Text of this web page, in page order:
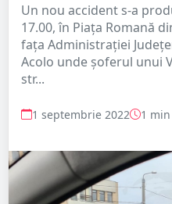
Un nou accident s-a
17.00, în Piața Romană
fața Administrației
Acolo unde șoferul unui
str...
1 septembrie 2022 1